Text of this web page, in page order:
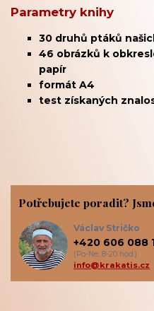
Parametry knihy
30 druhů ptáků
46 obrázků k
papír
formát A4
test získaných
Potřebujete poradit?
Václav Stričko
+420 606 088
(Po-Ne, 8-20 hod.)
info@krakatis.cz